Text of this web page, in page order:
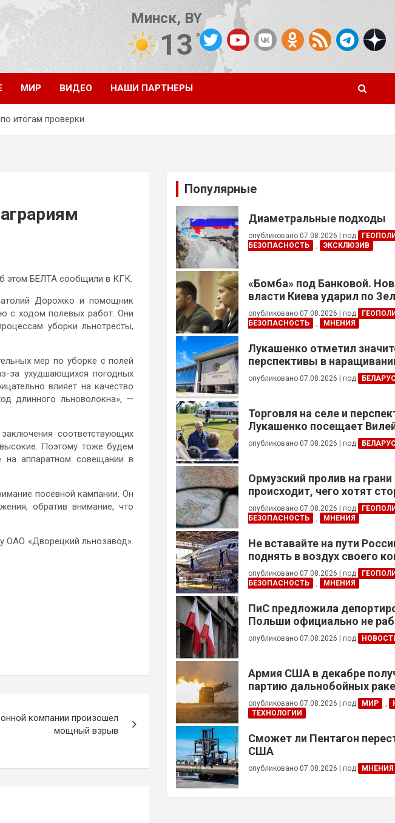
Минск, BY
13°C
Погода от OpenWeatherMap
МИР ВИДЕО НАШИ ПАРТНЕРЫ
итогам проверки
этом БЕЛТА сообщили в КГК.
Дорожко и помощник
с ходом полевых работ. Они
уборки льнотресты,
мер по уборке с полей
за ухудшающихся погодных
влияет на качество
длинного льноволокна», —
соответствующих
Поэтому тоже будем
аппаратном совещании в
посевной кампании. Он
обратив внимание, что
ОАО «Дворецкий льнозавод».
компании произошел
мощный взрыв
Популярные
Диаметральные подходы
опубликовано 07.08.2026 под
БЕЗОПАСНОСТЬ
, ЭКСКЛЮЗИВ
«Бомба» под Банковой.
власти Киева ударил по
опубликовано 07.08.2026 под
БЕЗОПАСНОСТЬ
, МНЕНИЯ
Лукашенко отметил
перспективы в
реализации проектов с
опубликовано 07.08.2026 под
Торговля на селе и
Лукашенко посещает
опубликовано 07.08.2026 под
Ормузский пролив на
происходит, чего хотят
это приведет?
опубликовано 07.08.2026 под
БЕЗОПАСНОСТЬ
, МНЕНИЯ
Не вставайте на пути
поднять в воздух своего
опубликовано 07.08.2026 под
БЕЗОПАСНОСТЬ
, МНЕНИЯ
ПиС предложила
Польши официально не
украинцев призывного
опубликовано 07.08.2026 под
Армия США в декабре
партию дальнобойных
примененных против Ирана
опубликовано 07.08.2026 под МИР ,
ТЕХНОЛОГИИ
Сможет ли Пентагон
США
опубликовано 07.08.2026 под МНЕНИЯ